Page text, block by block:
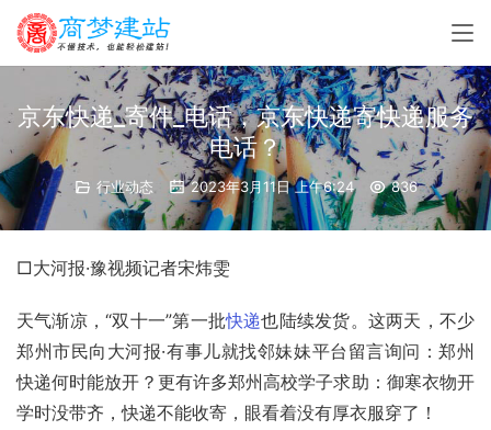
京东快递_寄件_电话，京东快递寄快递服务
电话？
行业动态 2023年3月11日 上午6:24 836
□大河报·豫视频记者宋炜雯
天气渐凉，“双十一”第一批快递也陆续发货。这两天，不少
郑州市民向大河报·有事儿就找邻妹妹平台留言询问：郑州
快递何时能放开？更有许多郑州高校学子求助：御寒衣物开
学时没带齐，快递不能收寄，眼看着没有厚衣服穿了！